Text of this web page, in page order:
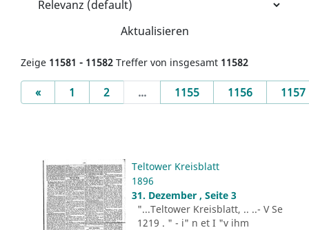
Aktualisieren
Zeige 11581 - 11582 Treffer von insgesamt 11582
«Previous
1 2 ... 1155 1156 1157
Teltower Kreisblatt
1896
31. Dezember , Seite 3
"...Teltower Kreisblatt, .. ..- V Se
1219 . " - i" n et I "v ihm